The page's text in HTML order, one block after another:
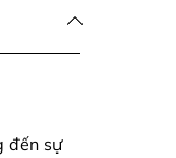
đến sự